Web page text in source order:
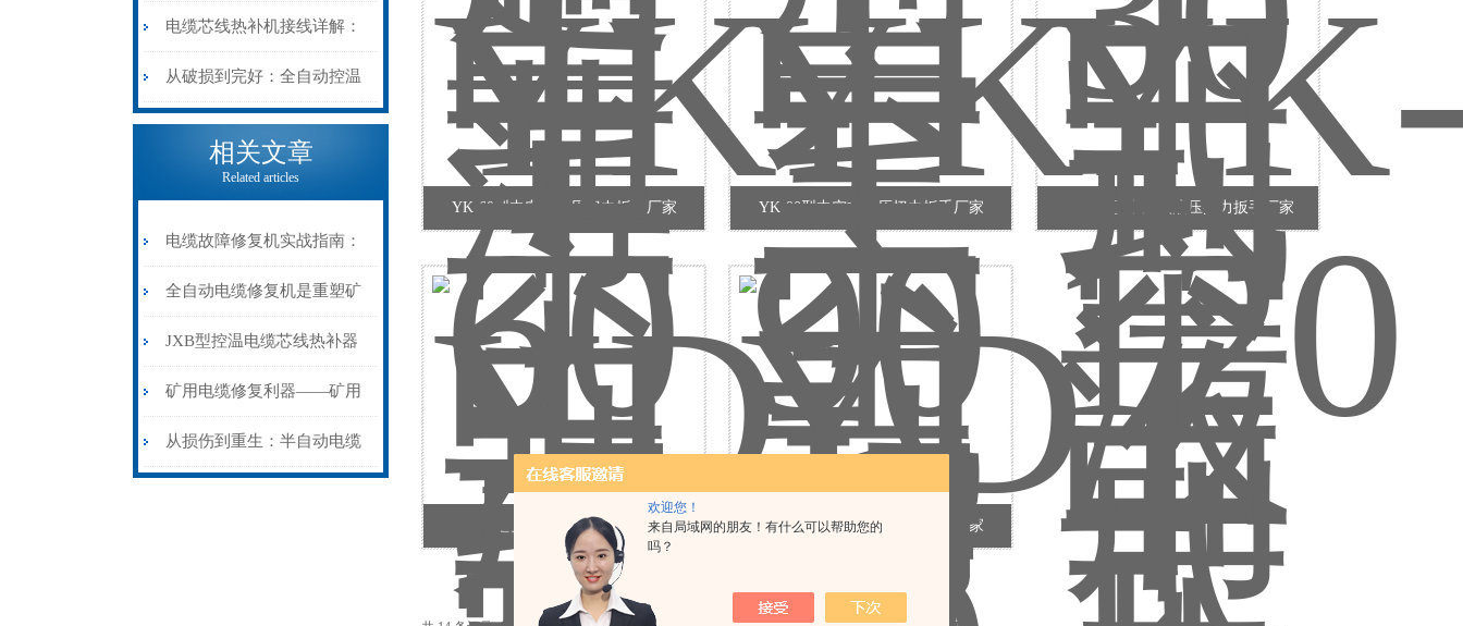
欢迎您！
来自局域网的朋友！有什么可以帮助您的
吗？
断逻辑
辑
工作原理：揭秘高效润滑的
机械密码
电缆芯线热补机接线详解：
从入门到精通
从破损到完好：全自动控温
电缆热补机的核心价值
相关文章
Related articles
电缆故障修复机实战指南：
从“盲测”到“精确定点”的三
步作业法
全自动电缆修复机是重塑矿
山电力动脉的“智能外科医
生”
JXB型控温电缆芯线热补器
安装与接线：精准修复的工
艺基石
矿用电缆修复利器——矿用
电缆热补机智能控温，安全
从损伤到重生：半自动电缆
YK-60型中空式液压扭力扳手厂家 YK-90型中空式液压扭力扳手厂家 YK-120型中空式液压扭力扳手厂家
YD-25型驱动式液压扭矩扳手厂家 YD-50型驱动式液压扭矩扳手厂家